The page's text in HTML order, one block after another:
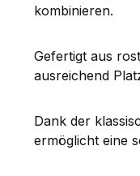
kombinieren.
Gefertigt aus
ausreichend
Dank der
ermöglicht eine